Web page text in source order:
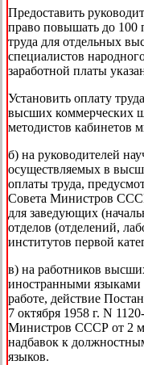
Предоставить
право повышать до 100
труда для отдельных
специалистов
заработной платы
Установить оплату
высших коммерческих
методистов кабинетов
б) на руководителей
осуществляемых в
оплаты труда,
Совета Министров
для заведующих
отделов (отделений,
институтов первой
в) на работников
иностранными
работе, действие
7 октября 1958 г. N
Министров СССР от 2
надбавок к
языков.